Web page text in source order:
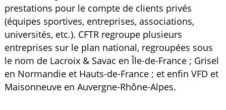
prestations pour le compte de clients privés
(équipes sportives, entreprises, associations,
universités, etc.). CFTR regroupe plusieurs
entreprises sur le plan national, regroupées sous
le nom de Lacroix & Savac en Île-de-France ; Grisel
en Normandie et Hauts-de-France ; et enfin VFD et
Maisonneuve en Auvergne-Rhône-Alpes.